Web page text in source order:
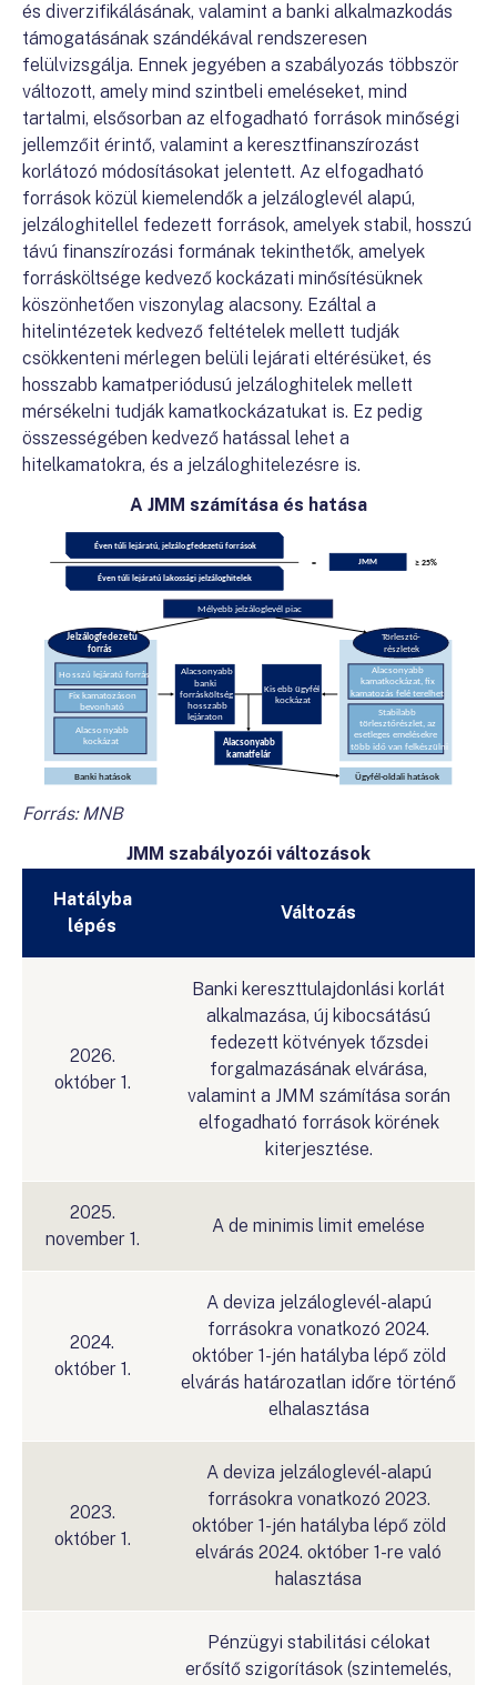
és diverzifikálásának, valamint a banki alkalmazkodás
támogatásának szándékával rendszeresen
felülvizsgálja. Ennek jegyében a szabályozás többször
változott, amely mind szintbeli emeléseket, mind
tartalmi, elsősorban az elfogadható források minőségi
jellemzőit érintő, valamint a keresztfinanszírozást
korlátozó módosításokat jelentett. Az elfogadható
források közül kiemelendők a jelzáloglevél alapú,
jelzáloghitellel fedezett források, amelyek stabil, hosszú
távú finanszírozási formának tekinthetők, amelyek
forrásköltsége kedvező kockázati minősítésüknek
köszönhetően viszonylag alacsony. Ezáltal a
hitelintézetek kedvező feltételek mellett tudják
csökkenteni mérlegen belüli lejárati eltérésüket, és
hosszabb kamatperiódusú jelzáloghitelek mellett
mérsékelni tudják kamatkockázatukat is. Ez pedig
összességében kedvező hatással lehet a
hitelkamatokra, és a jelzáloghitelezésre is.
A JMM számítása és hatása
Forrás: MNB
JMM szabályozói változások
Hatályba
lépés
Változás
2026.
október 1.
Banki kereszttulajdonlási korlát
alkalmazása, új kibocsátású
fedezett kötvények tőzsdei
forgalmazásának elvárása,
valamint a JMM számítása során
elfogadható források körének
kiterjesztése.
2025.
november 1.
A de minimis limit emelése
2024.
október 1.
A deviza jelzáloglevél-alapú
forrásokra vonatkozó 2024.
október 1-jén hatályba lépő zöld
elvárás határozatlan időre történő
elhalasztása
2023.
október 1.
A deviza jelzáloglevél-alapú
forrásokra vonatkozó 2023.
október 1-jén hatályba lépő zöld
elvárás 2024. október 1-re való
halasztása
Pénzügyi stabilitási célokat
erősítő szigorítások (szintemelés,